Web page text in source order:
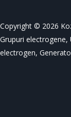
Copyright © 2026
Grupuri electrogene,
electrogen,